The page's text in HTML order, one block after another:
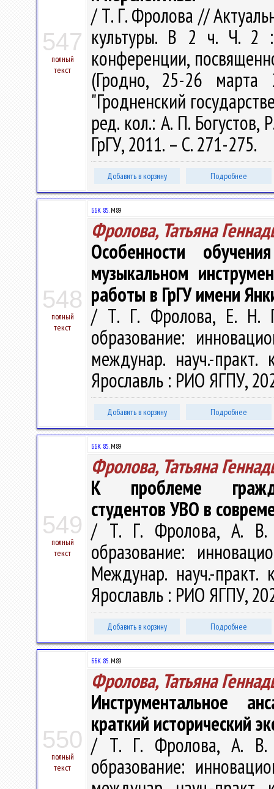
547
полный
текст
/ Т. Г. Фролова //
культуры. В 2 ч. Ч. 2
конференции,
(Гродно, 25-26 марта
"Гродненский
ред. кол.: А. П.
ГрГУ, 2011. – С. 271-275.
Добавить в корзину Подробнее
548
полный
текст
ББК 85.М89
Фролова, Татьяна
Особенности
музыкальном
работы в ГрГУ имени
/ Т. Г. Фролова, Е. Н.
образование:
междунар. науч.-
Ярославль : РИО ЯГПУ,
Добавить в корзину Подробнее
549
полный
текст
ББК 85.М89
Фролова, Татьяна
К проблеме
студентов УВО в
/ Т. Г. Фролова, А. В.
образование:
Междунар. науч.-
Ярославль : РИО ЯГПУ,
Добавить в корзину Подробнее
550
полный
текст
ББК 85.М89
Фролова, Татьяна
Инструментальное
краткий исторический
/ Т. Г. Фролова, А. В.
образование: